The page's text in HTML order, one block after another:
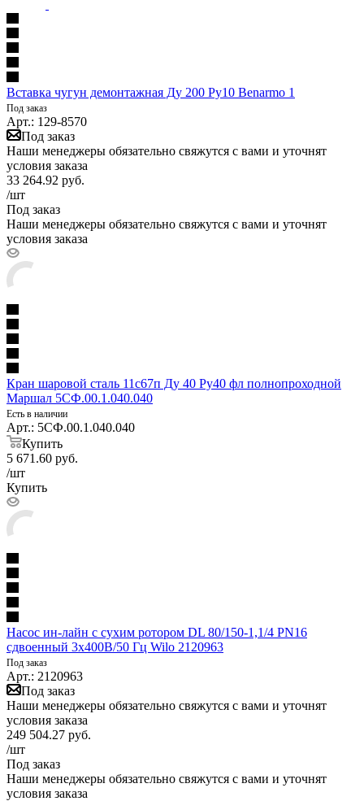
Вставка чугун демонтажная Ду 200 Ру10 Benarmo 1
Под заказ
Арт.: 129-8570
Под заказ
Наши менеджеры обязательно свяжутся с вами и уточнят
условия заказа
33 264.92 руб.
/шт
Под заказ
Наши менеджеры обязательно свяжутся с вами и уточнят
условия заказа
Кран шаровой сталь 11с67п Ду 40 Ру40 фл полнопроходной
Маршал 5СФ.00.1.040.040
Есть в наличии
Арт.: 5СФ.00.1.040.040
Купить
5 671.60 руб.
/шт
Купить
Насос ин-лайн с сухим ротором DL 80/150-1,1/4 PN16
сдвоенный 3х400В/50 Гц Wilo 2120963
Под заказ
Арт.: 2120963
Под заказ
Наши менеджеры обязательно свяжутся с вами и уточнят
условия заказа
249 504.27 руб.
/шт
Под заказ
Наши менеджеры обязательно свяжутся с вами и уточнят
условия заказа